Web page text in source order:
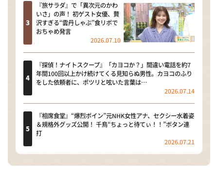
『旅サラダ』で「異次元のかわ
いさ」の声！ 初ゲスト女優、贅
沢すぎる“雲丹しゃぶ”食リポで
おちゃめ発言
2026.07.10
『探偵！ナイトスクープ』「カヨコか？」間違い電話を約7
年間100回以上かけ続けてくる見知らぬ男性。カヨコのふり
をした依頼者に、ポツリと呟いた言葉は…
2026.07.14
『相席食堂』“爆烈ボイン”元NHK女性アナ、セクシー水着姿
＆規格外グッズ公開！ 千鳥“ちょっと待てぃ！！”ボタン連
打
2026.07.21